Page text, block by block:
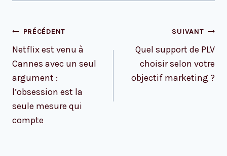
Navigation
l’article
PRÉCÉDENT
Netflix est venu à
Cannes avec un seul
argument :
l’obsession est la
seule mesure qui
compte
SUIVANT
Quel support de PLV
choisir selon votre
objectif marketing ?